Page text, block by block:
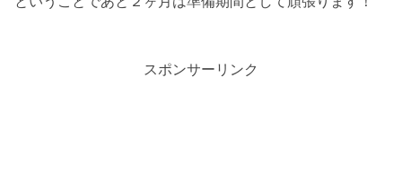
スポンサーリンク